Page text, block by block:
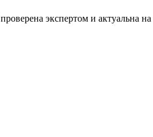
проверена экспертом и актуальна на